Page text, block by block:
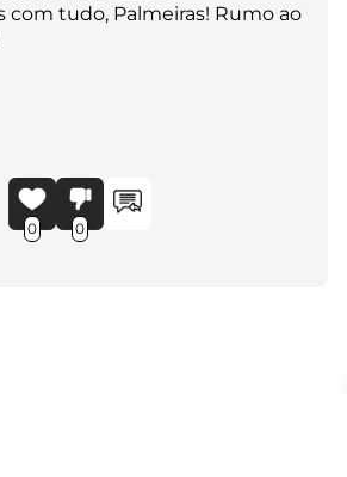
com tudo, Palmeiras! Rumo ao
0 0